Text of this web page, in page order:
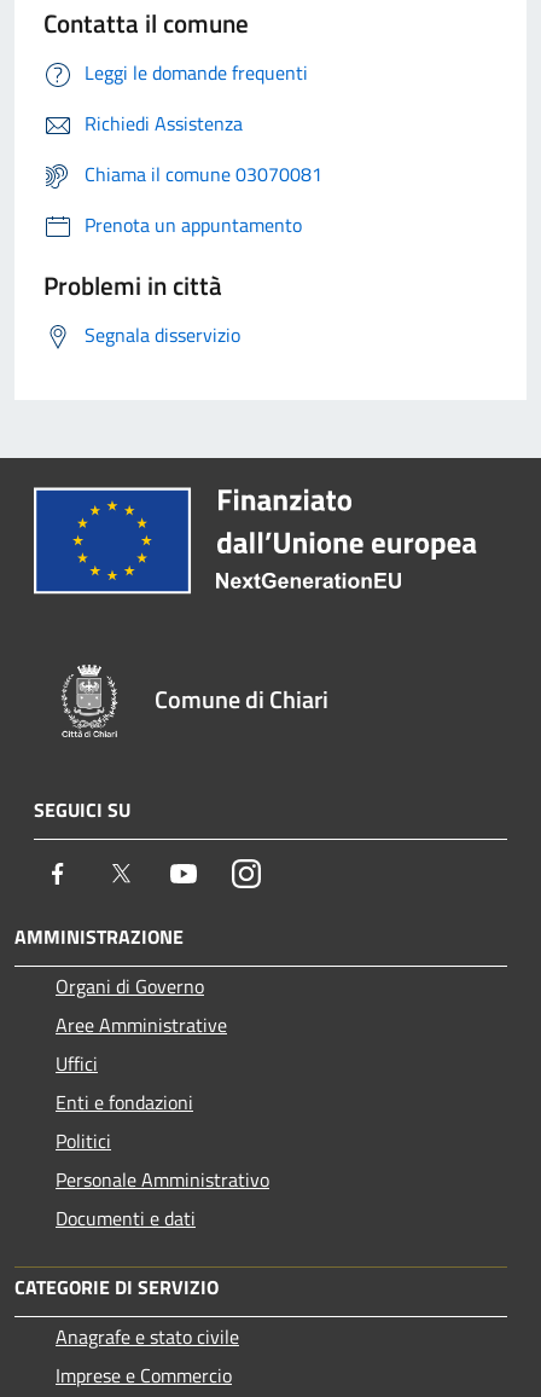
Contatta il comune
Leggi le domande frequenti
Richiedi Assistenza
Chiama il comune 03070081
Prenota un appuntamento
Problemi in città
Segnala disservizio
Comune di Chiari
SEGUICI SU
Facebook Twitter YoutubeInstagram
AMMINISTRAZIONE
Organi di Governo
Aree Amministrative
Uffici
Enti e fondazioni
Politici
Personale Amministrativo
Documenti e dati
CATEGORIE DI SERVIZIO
Anagrafe e stato civile
Imprese e Commercio